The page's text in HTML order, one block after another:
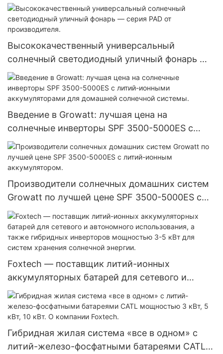
Высококачественный универсальный
солнечный светодиодный уличный фонарь —
серия PAD от производителя.
Введение в Growatt: лучшая цена на
солнечные инверторы SPF 3500-5000ES с
литий-ионными аккумуляторами для
домашней солнечной системы.
Производители солнечных домашних систем
Growatt по лучшей цене SPF 3500-5000ES с
литий-ионным аккумулятором.
Foxtech — поставщик литий-ионных
аккумуляторных батарей для сетевого и
автономного использования, а также
гибридных инверторов мощностью 3-5 кВт
для систем хранения солнечной энергии.
Гибридная жилая система «все в одном» с
литий-железо-фосфатными батареями CATL